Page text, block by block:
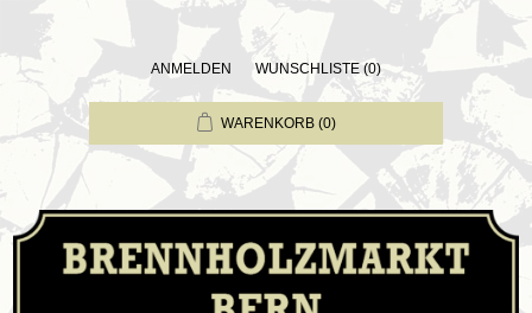
ANMELDEN WUNSCHLISTE (0)
WARENKORB (0)